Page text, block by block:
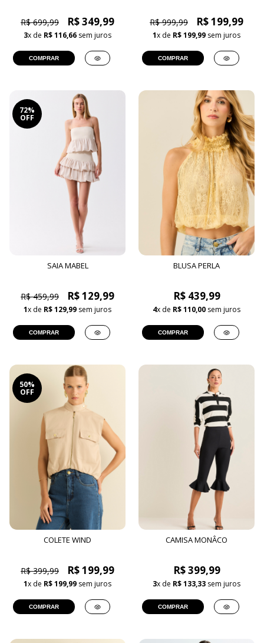
R$ 699,99 R$ 349,99
3x de R$ 116,66 sem juros
COMPRAR
R$ 999,99 R$ 199,99
1x de R$ 199,99 sem juros
COMPRAR
72%
OFF
SAIA MABEL
R$ 459,99 R$ 129,99
1x de R$ 129,99 sem juros
COMPRAR
BLUSA PERLA
R$ 439,99
4x de R$ 110,00 sem juros
COMPRAR
50%
OFF
COLETE WIND
R$ 399,99 R$ 199,99
1x de R$ 199,99 sem juros
COMPRAR
CAMISA MONÂCO
R$ 399,99
3x de R$ 133,33 sem juros
COMPRAR